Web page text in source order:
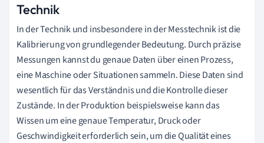
Technik
In der Technik und insbesondere in der Messtechnik ist die
Kalibrierung von grundlegender Bedeutung. Durch präzise
Messungen kannst du genaue Daten über einen Prozess,
eine Maschine oder Situationen sammeln. Diese Daten sind
wesentlich für das Verständnis und die Kontrolle dieser
Zustände. In der Produktion beispielsweise kann das
Wissen um eine genaue Temperatur, Druck oder
Geschwindigkeit erforderlich sein, um die Qualität eines